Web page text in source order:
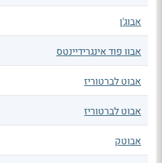
אבוג'ן
אבוו פוד אינגרידיינטס
אבוט לברטוריז
אבוט לברטוריז
אבוטק